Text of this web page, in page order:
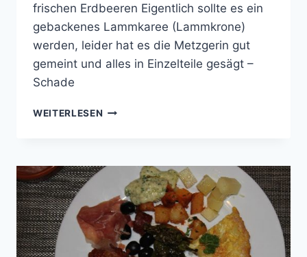
frischen Erdbeeren Eigentlich sollte es ein
gebackenes Lammkaree (Lammkrone)
werden, leider hat es die Metzgerin gut
gemeint und alles in Einzelteile gesägt –
Schade
WEITERLESEN COOKING